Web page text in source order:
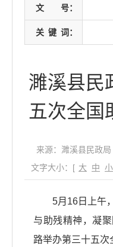
文 号：
关 键 词：
濉溪县民
五次全国
来源：濉溪县民政局
文字大小：[ 大 中 小
5月16日上午
与助残精神，凝
路举办第三十五次